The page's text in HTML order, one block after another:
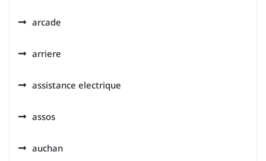
arcade
arriere
assistance electrique
assos
auchan